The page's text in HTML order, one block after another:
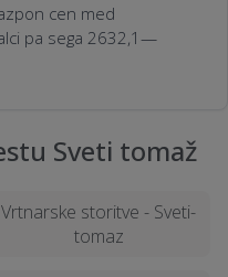
cen med
pa sega 2632,1—
Sveti tomaž
Vrtnarske storitve - Sveti-
tomaz